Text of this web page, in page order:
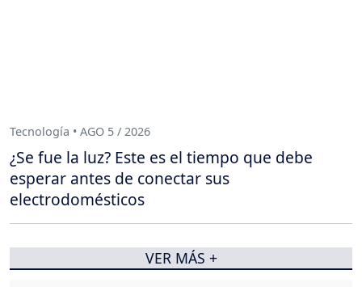
Tecnología • AGO 5 / 2026
¿Se fue la luz? Este es el tiempo que debe
esperar antes de conectar sus
electrodomésticos
VER MÁS +